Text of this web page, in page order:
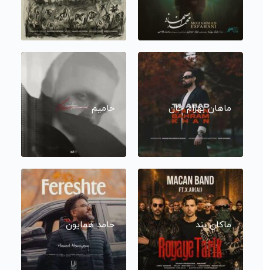
ماهان بهرام خان حامیم
ماکان بند حامد همایون